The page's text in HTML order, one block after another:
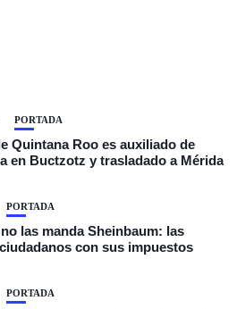
PORTADA
Quintana Roo es auxiliado de
en Buctzotz y trasladado a Mérida
PORTADA
las manda Sheinbaum: las
con sus impuestos
PORTADA